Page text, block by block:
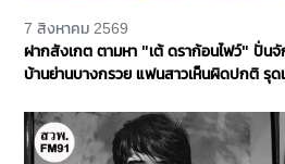
7 สิงหาคม 2569
ฝากสังเกต ตามหา "เต้ ดราก้อนไฟว์" ปั่นจั
บ้านย่านบางกรวย แฟนสาวเห็นผิดปกติ รุด